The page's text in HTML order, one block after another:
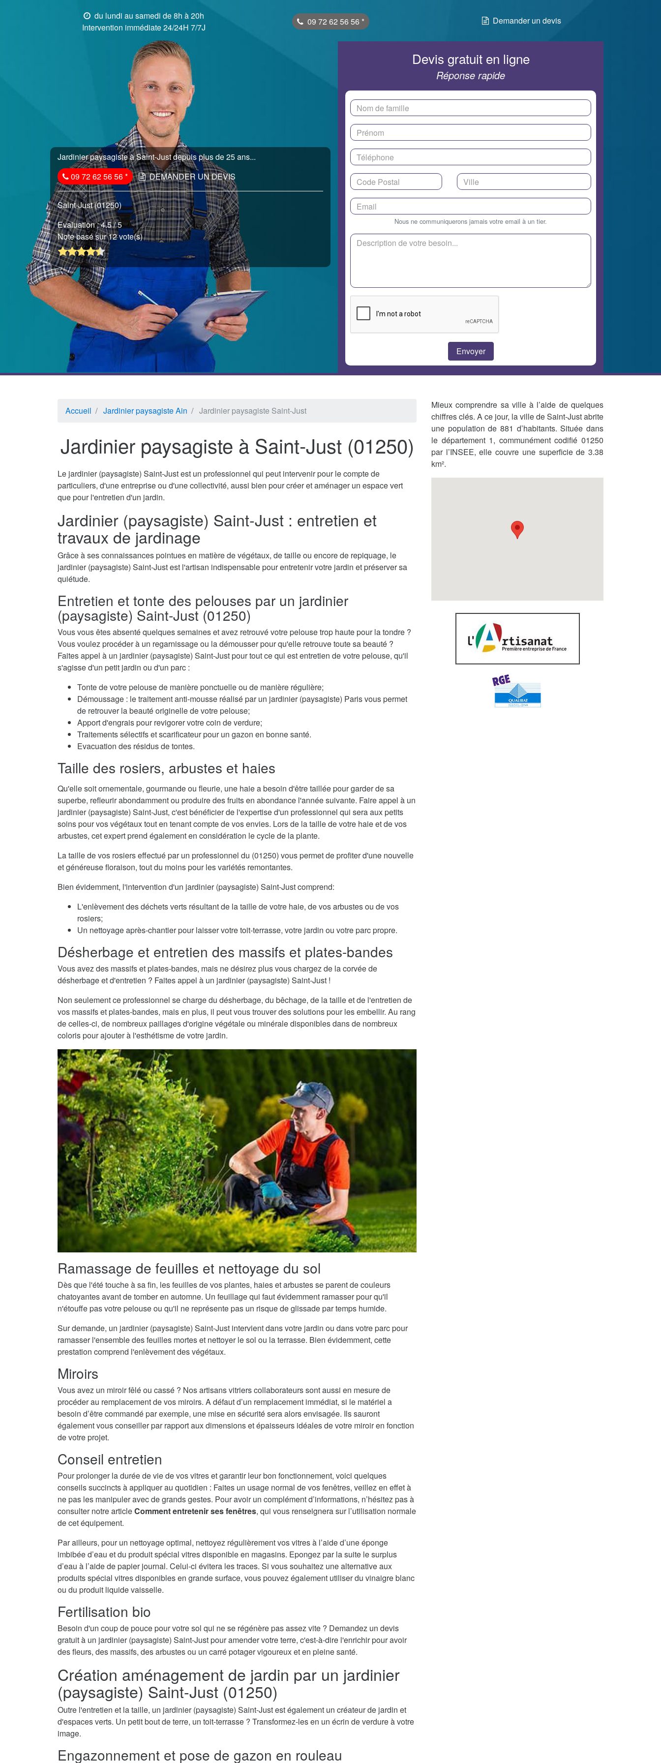
du lundi au samedi de 8h à 20h
Intervention immédiate 24/24H 7/7J
09 72 62 56 56 * Demander un devis
Jardinier paysagiste à Saint-Just depuis plus de 25 ans...
09 72 62 56 56* DEMANDER UN DEVIS
Saint-Just (01250)
Evaluation :4.5/ 5
Note basé sur 12 vote(s)
Devis gratuit en ligne
Réponse rapide
Nous ne communiquerons jamais votre email à un tier.
Accueil Jardinier paysagiste Ain Jardinier paysagiste Saint-Just
Jardinier paysagiste à Saint-Just (01250)
Le jardinier (paysagiste) Saint-Just est un professionnel qui peut intervenir pour le compte de
particuliers, d'une entreprise ou d'une collectivité, aussi bien pour créer et aménager un espace vert
que pour l'entretien d'un jardin.
Jardinier (paysagiste) Saint-Just : entretien et
travaux de jardinage
Grâce à ses connaissances pointues en matière de végétaux, de taille ou encore de repiquage, le
jardinier (paysagiste) Saint-Just est l'artisan indispensable pour entretenir votre jardin et préserver sa
quiétude.
Entretien et tonte des pelouses par un jardinier
(paysagiste) Saint-Just (01250)
Vous vous êtes absenté quelques semaines et avez retrouvé votre pelouse trop haute pour la tondre ?
Vous voulez procéder à un regarnissage ou la démousser pour qu'elle retrouve toute sa beauté ?
Faites appel à un jardinier (paysagiste) Saint-Just pour tout ce qui est entretien de votre pelouse, qu'il
s'agisse d'un petit jardin ou d'un parc :
Tonte de votre pelouse de manière ponctuelle ou de manière régulière;
Démoussage : le traitement anti-mousse réalisé par un jardinier (paysagiste) Paris vous permet
de retrouver la beauté originelle de votre pelouse;
Apport d'engrais pour revigorer votre coin de verdure;
Traitements sélectifs et scarificateur pour un gazon en bonne santé.
Evacuation des résidus de tontes.
Taille des rosiers, arbustes et haies
Qu'elle soit ornementale, gourmande ou fleurie, une haie a besoin d'être taillée pour garder de sa
superbe, refleurir abondamment ou produire des fruits en abondance l'année suivante. Faire appel à un
jardinier (paysagiste) Saint-Just, c'est bénéficier de l'expertise d'un professionnel qui sera aux petits
soins pour vos végétaux tout en tenant compte de vos envies. Lors de la taille de votre haie et de vos
arbustes, cet expert prend également en considération le cycle de la plante.
La taille de vos rosiers effectué par un professionnel du (01250) vous permet de profiter d'une nouvelle
et généreuse floraison, tout du moins pour les variétés remontantes.
Bien évidemment, l'intervention d'un jardinier (paysagiste) Saint-Just comprend:
L'enlèvement des déchets verts résultant de la taille de votre haie, de vos arbustes ou de vos
rosiers;
Un nettoyage après-chantier pour laisser votre toit-terrasse, votre jardin ou votre parc propre.
Désherbage et entretien des massifs et plates-bandes
Vous avez des massifs et plates-bandes, mais ne désirez plus vous chargez de la corvée de
désherbage et d'entretien ? Faites appel à un jardinier (paysagiste) Saint-Just !
Non seulement ce professionnel se charge du désherbage, du bêchage, de la taille et de l'entretien de
vos massifs et plates-bandes, mais en plus, il peut vous trouver des solutions pour les embellir. Au rang
de celles-ci, de nombreux paillages d'origine végétale ou minérale disponibles dans de nombreux
coloris pour ajouter à l'esthétisme de votre jardin.
Ramassage de feuilles et nettoyage du sol
Dès que l'été touche à sa fin, les feuilles de vos plantes, haies et arbustes se parent de couleurs
chatoyantes avant de tomber en automne. Un feuillage qui faut évidemment ramasser pour qu'il
n'étouffe pas votre pelouse ou qu'il ne représente pas un risque de glissade par temps humide.
Sur demande, un jardinier (paysagiste) Saint-Just intervient dans votre jardin ou dans votre parc pour
ramasser l'ensemble des feuilles mortes et nettoyer le sol ou la terrasse. Bien évidemment, cette
prestation comprend l'enlèvement des végétaux.
Miroirs
Vous avez un miroir fêlé ou cassé ? Nos artisans vitriers collaborateurs sont aussi en mesure de
procéder au remplacement de vos miroirs. A défaut d’un remplacement immédiat, si le matériel a
besoin d’être commandé par exemple, une mise en sécurité sera alors envisagée. Ils sauront
également vous conseiller par rapport aux dimensions et épaisseurs idéales de votre miroir en fonction
de votre projet.
Conseil entretien
Pour prolonger la durée de vie de vos vitres et garantir leur bon fonctionnement, voici quelques
conseils succincts à appliquer au quotidien : Faites un usage normal de vos fenêtres, veillez en effet à
ne pas les manipuler avec de grands gestes. Pour avoir un complément d’informations, n’hésitez pas à
consulter notre articleComment entretenir ses fenêtres, qui vous renseignera sur l’utilisation normale
de cet équipement.
Par ailleurs, pour un nettoyage optimal, nettoyez régulièrement vos vitres à l’aide d’une éponge
imbibée d’eau et du produit spécial vitres disponible en magasins. Epongez par la suite le surplus
d’eau à l’aide de papier journal. Celui-ci évitera les traces. Si vous souhaitez une alternative aux
produits spécial vitres disponibles en grande surface, vous pouvez également utiliser du vinaigre blanc
ou du produit liquide vaisselle.
Fertilisation bio
Besoin d'un coup de pouce pour votre sol qui ne se régénère pas assez vite ? Demandez un devis
gratuit à un jardinier (paysagiste) Saint-Just pour amender votre terre, c'est-à-dire l'enrichir pour avoir
des fleurs, des massifs, des arbustes ou un carré potager vigoureux et en pleine santé.
Création aménagement de jardin par un jardinier
(paysagiste) Saint-Just (01250)
Outre l'entretien et la taille, un jardinier (paysagiste) Saint-Just est également un créateur de jardin et
d'espaces verts. Un petit bout de terre, un toit-terrasse ? Transformez-les en un écrin de verdure à votre
image.
Engazonnement et pose de gazon en rouleau
Mieux comprendre sa ville à l’aide de quelques
chiffres clés. A ce jour, la ville de Saint-Just abrite
une population de 881 d’habitants. Située dans
le département 1, communément codifié 01250
par l’INSEE, elle couvre une superficie de 3.38
km².